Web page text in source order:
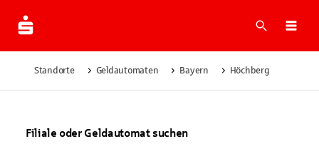
Suche
Standorte Geldautomaten Bayern Höchberg
Filiale oder Geldautomat suchen